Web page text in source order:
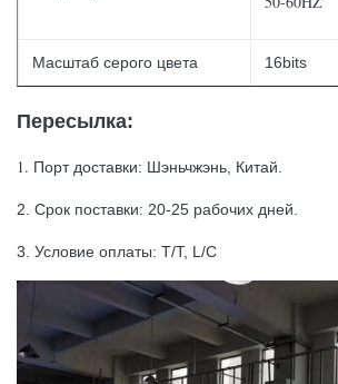
Масштаб серого цвета 16bits
Пересылка:
1. Порт доставки: Шэньчжэнь, Китай.
2. Срок поставки: 20-25 рабочих дней.
3. Условие оплаты: T/T, L/C